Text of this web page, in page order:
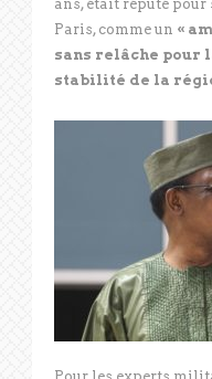
ans, était réputé
Paris, comme un «
sans relâche pour
stabilité de la